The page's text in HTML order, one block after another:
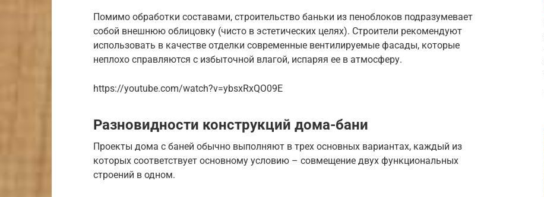
Помимо обработки составами, строительство баньки из пеноблоков подразумевает
собой внешнюю облицовку (чисто в эстетических целях). Строители рекомендуют
использовать в качестве отделки современные вентилируемые фасады, которые
неплохо справляются с избыточной влагой, испаряя ее в атмосферу.
https://youtube.com/watch?v=ybsxRxQO09E
Разновидности конструкций дома-бани
Проекты дома с баней обычно выполняют в трех основных вариантах, каждый из
которых соответствует основному условию – совмещение двух функциональных
строений в одном.